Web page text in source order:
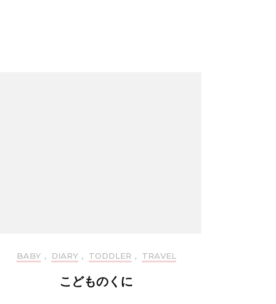
BABY , DIARY , TODDLER , TRAVEL
こどものくに